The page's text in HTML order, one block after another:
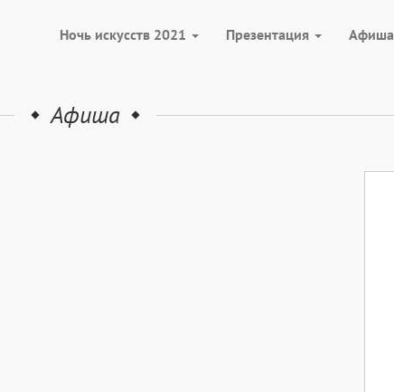
Ночь искусств 2021 Презентация Aфиша
Афиша